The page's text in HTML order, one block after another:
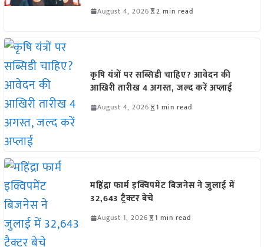
August 4, 2026 2 min read
कृषि यंत्रों पर सब्सिडी चाहिए? आवेदन की
आखिरी तारीख 4 अगस्त, जल्द करें अप्लाई
August 4, 2026 1 min read
महिंद्रा फार्म इक्विपमेंट बिजनेस ने जुलाई में
32,643 ट्रैक्टर बेचे
August 1, 2026 1 min read